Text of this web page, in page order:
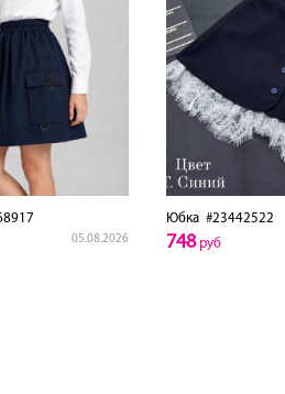
05.08.2026
Юбка#23442522
748руб